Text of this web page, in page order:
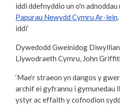
iddi ddefnyddio un o'n
Papurau Newydd Cymru Ar-lein
iddi’
Dywedodd Gweinidog
Llywodraeth Cymru, John
‘Mae’r straeon yn dangos y
archif ei gyfrannu i gymunedau
ystyr ac effaith y cofnodion